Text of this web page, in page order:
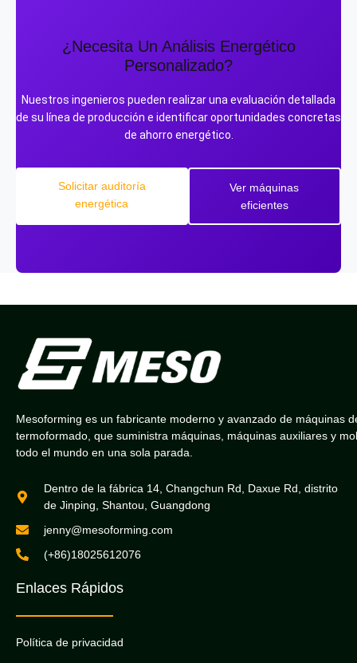
térmica.¿Necesita Un Análisis Energético
Personalizado?
Nuestros ingenieros pueden realizar una evaluación detallada
de su línea de producción e identificar oportunidades concretas
de ahorro energético.
Solicitar auditoría
energética
Ver máquinas
eficientes
Mesoforming es un fabricante moderno y avanzado de máquinas
termoformado, que suministra máquinas, máquinas auxiliares y
todo el mundo en una sola parada.
Dentro de la fábrica 14, Changchun Rd, Daxue Rd, distrito
de Jinping, Shantou, Guangdong
jenny@mesoforming.com
(+86)18025612076
Enlaces Rápidos
Política de privacidad